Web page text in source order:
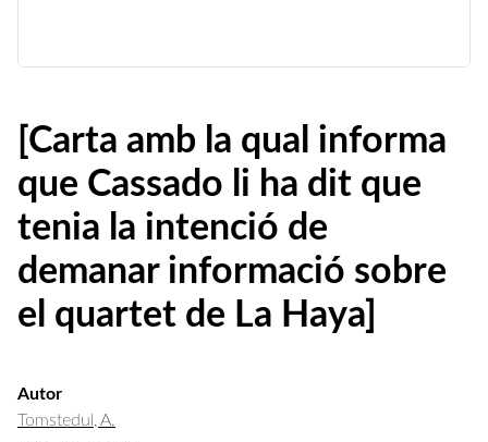
[Carta amb la qual informa
que Cassado li ha dit que
tenia la intenció de
demanar informació sobre
el quartet de La Haya]
Autor
Tomstedul, A.